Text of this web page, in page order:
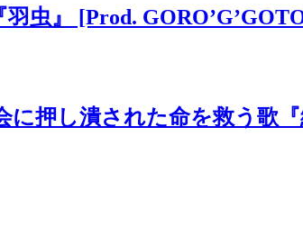
虫』 [Prod.
押し潰された命を救う歌